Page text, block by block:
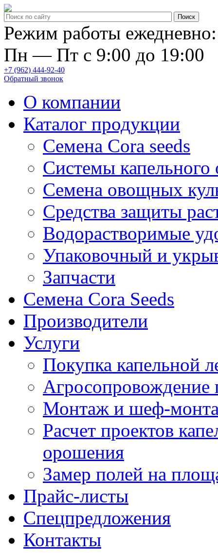
Режим работы ежедневно:
Пн — Пт с 9:00 до 19:00
+7 (962) 444-92-40
Обратный звонок
О компании
Каталог продукции
Семена Cora seeds
Системы
Семена овощных
Средства защиты
Водорастворимые
Упаковочный и
Запчасти
Семена Cora Seeds
Производители
Услуги
Покупка капельной
Агросопровождение
Монтаж и шеф-
Расчет проектов
орошения
Замер полей на
Прайс-листы
Спецпредложения
Контакты